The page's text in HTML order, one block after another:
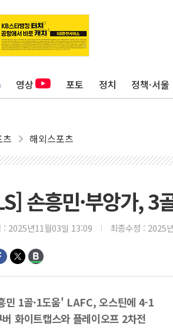
영상 포토 정치 정책·서울
츠 해외스포츠
손흥민·부앙가, 3
: 2025년11월03일 13:09 최종수정 : 2025
민 1골·1도움' LAFC, 오스틴에 4-1
버 화이트캡스와 플레이오프 2차전